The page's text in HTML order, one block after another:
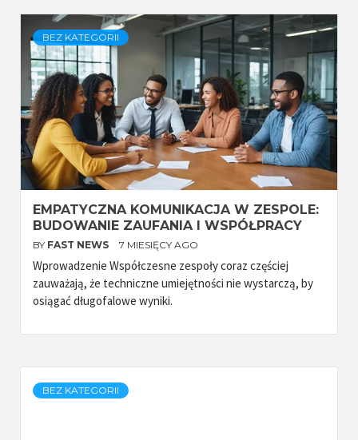
BEZ KATEGORII
EMPATYCZNA KOMUNIKACJA W ZESPOLE:
BUDOWANIE ZAUFANIA I WSPÓŁPRACY
BY FAST NEWS 7 MIESIĘCY AGO
Wprowadzenie Współczesne zespoły coraz częściej
zauważają, że techniczne umiejętności nie wystarczą, by
osiągać długofalowe wyniki.
BEZ KATEGORII